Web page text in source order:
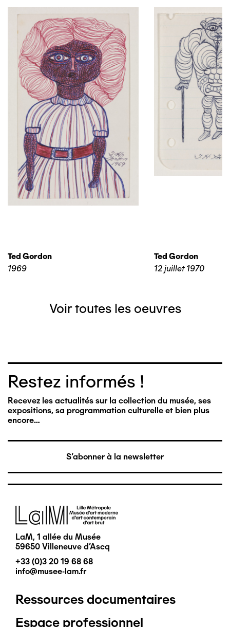
Ted Gordon
1969
Ted Gordon
12 juillet 1970
Voir toutes les oeuvres
Restez informés !
Recevez les actualités sur la collection du musée, ses
expositions, sa programmation culturelle et bien plus
encore…
S'abonner à la newsletter
Image
LaM, 1 allée du Musée
59650 Villeneuve d'Ascq
+33 (0)3 20 19 68 68
info@musee-lam.fr
Pied
Ressources documentaires
Espace professionnel